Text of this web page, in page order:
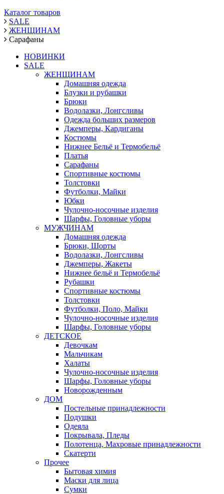
Каталог товаров
SALE
ЖЕНЩИНАМ
Сарафаны
НОВИНКИ
SALE
ЖЕНЩИНАМ
Домашняя одежда
Блузки и рубашки
Брюки
Водолазки, Лонгсливы
Одежда больших размеров
Джемперы, Кардиганы
Костюмы
Нижнее Бельё и Термобельё
Платья
Сарафаны
Спортивные костюмы
Толстовки
Футболки, Майки
Юбки
Чулочно-носочные изделия
Шарфы, Головные уборы
МУЖЧИНАМ
Домашняя одежда
Брюки, Шорты
Водолазки, Лонгсливы
Джемперы, Жакеты
Нижнее бельё и Термобельё
Рубашки
Спортивные костюмы
Толстовки
Футболки, Поло, Майки
Чулочно-носочные изделия
Шарфы, Головные уборы
ДЕТСКОЕ
Девочкам
Мальчикам
Халаты
Чулочно-носочные изделия
Шарфы, Головные уборы
Новорожденным
ДОМ
Постельные принадлежности
Подушки
Одеяла
Покрывала, Пледы
Полотенца, Махровые принадлежности
Скатерти
Прочее
Бытовая химия
Маски для лица
Сумки